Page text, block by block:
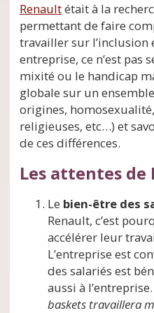
Renaultétait à la
permettant de faire
travailler sur l’inclusion
entreprise, ce n’est pas
mixité ou le handicap
globale sur un
origines,
religieuses, etc…) et
de ces différences.
Les attentes de
Le bien-être des
Renault, c’est
accélérer leur
L’entreprise est
des salariés est
aussi à l’entreprise.
baskets travaillera